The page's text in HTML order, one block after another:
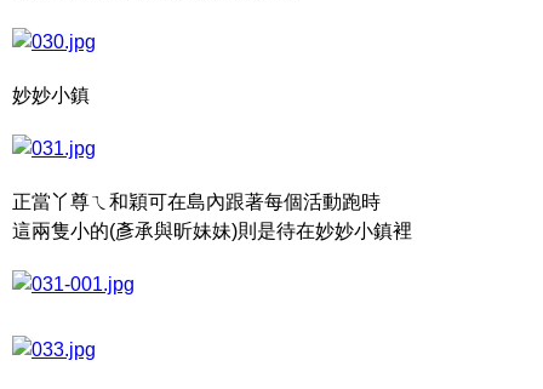
妙妙小鎮
正當丫尊ㄟ和穎可在島內跟著每個活動跑時
這兩隻小的(彥承與昕妹妹)則是待在妙妙小鎮裡